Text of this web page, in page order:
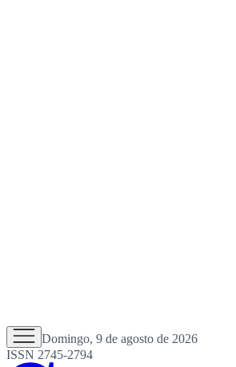
Domingo, 9 de agosto de 2026
ISSN 2745-2794